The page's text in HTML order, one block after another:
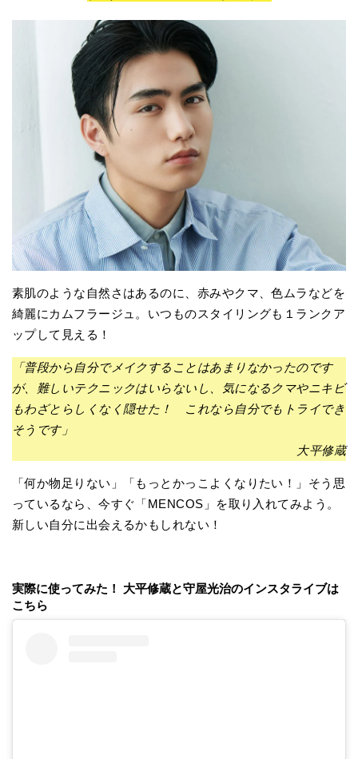
素肌のような自然さはあるのに、赤みやクマ、色ムラなどを
綺麗にカムフラージュ。いつものスタイリングも１ランクア
ップして見える！
「普段から自分でメイクすることはあまりなかったのです
が、難しいテクニックはいらないし、気になるクマやニキビ
もわざとらしくなく隠せた！ これなら自分でもトライでき
そうです」
大平修蔵
「何か物足りない」「もっとかっこよくなりたい！」そう思
っているなら、今すぐ「MENCOS」を取り入れてみよう。
新しい自分に出会えるかもしれない！
実際に使ってみた！ 大平修蔵と守屋光治のインスタライブは
こちら